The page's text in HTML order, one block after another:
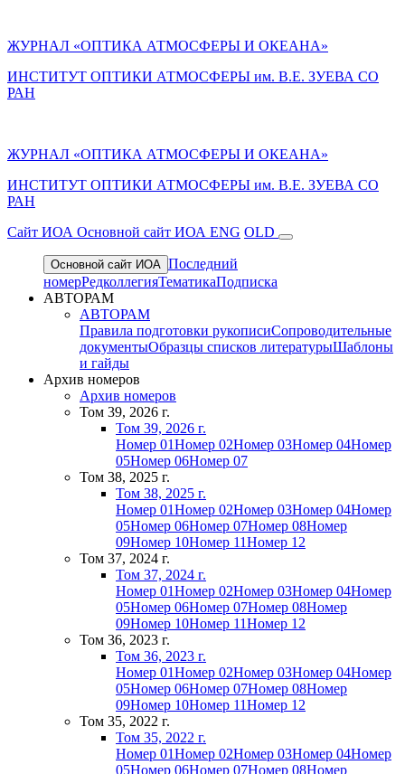
ЖУРНАЛ «ОПТИКА АТМОСФЕРЫ И ОКЕАНА»
ИНСТИТУТ ОПТИКИ АТМОСФЕРЫ им. В.Е. ЗУЕВА СО
РАН
ЖУРНАЛ «ОПТИКА АТМОСФЕРЫ И ОКЕАНА»
ИНСТИТУТ ОПТИКИ АТМОСФЕРЫ им. В.Е. ЗУЕВА СО
РАН
Cайт ИОА Основной сайт ИОА ENG OLD
Основной сайт ИОА Последний
номерРедколлегияТематикаПодписка
АВТОРАМ
АВТОРАМ
Правила подготовки рукописиСопроводительные
документыОбразцы списков литературыШаблоны
и гайды
Архив номеров
Архив номеров
Том 39, 2026 г.
Том 39, 2026 г.
Номер 01Номер 02Номер 03Номер 04Номер
05Номер 06Номер 07
Том 38, 2025 г.
Том 38, 2025 г.
Номер 01Номер 02Номер 03Номер 04Номер
05Номер 06Номер 07Номер 08Номер
09Номер 10Номер 11Номер 12
Том 37, 2024 г.
Том 37, 2024 г.
Номер 01Номер 02Номер 03Номер 04Номер
05Номер 06Номер 07Номер 08Номер
09Номер 10Номер 11Номер 12
Том 36, 2023 г.
Том 36, 2023 г.
Номер 01Номер 02Номер 03Номер 04Номер
05Номер 06Номер 07Номер 08Номер
09Номер 10Номер 11Номер 12
Том 35, 2022 г.
Том 35, 2022 г.
Номер 01Номер 02Номер 03Номер 04Номер
05Номер 06Номер 07Номер 08Номер